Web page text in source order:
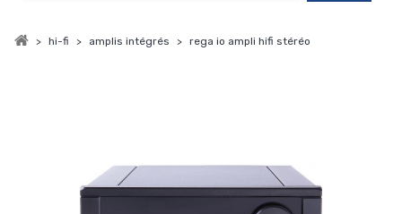
> hi-fi > amplis intégrés > rega io ampli hifi stéréo